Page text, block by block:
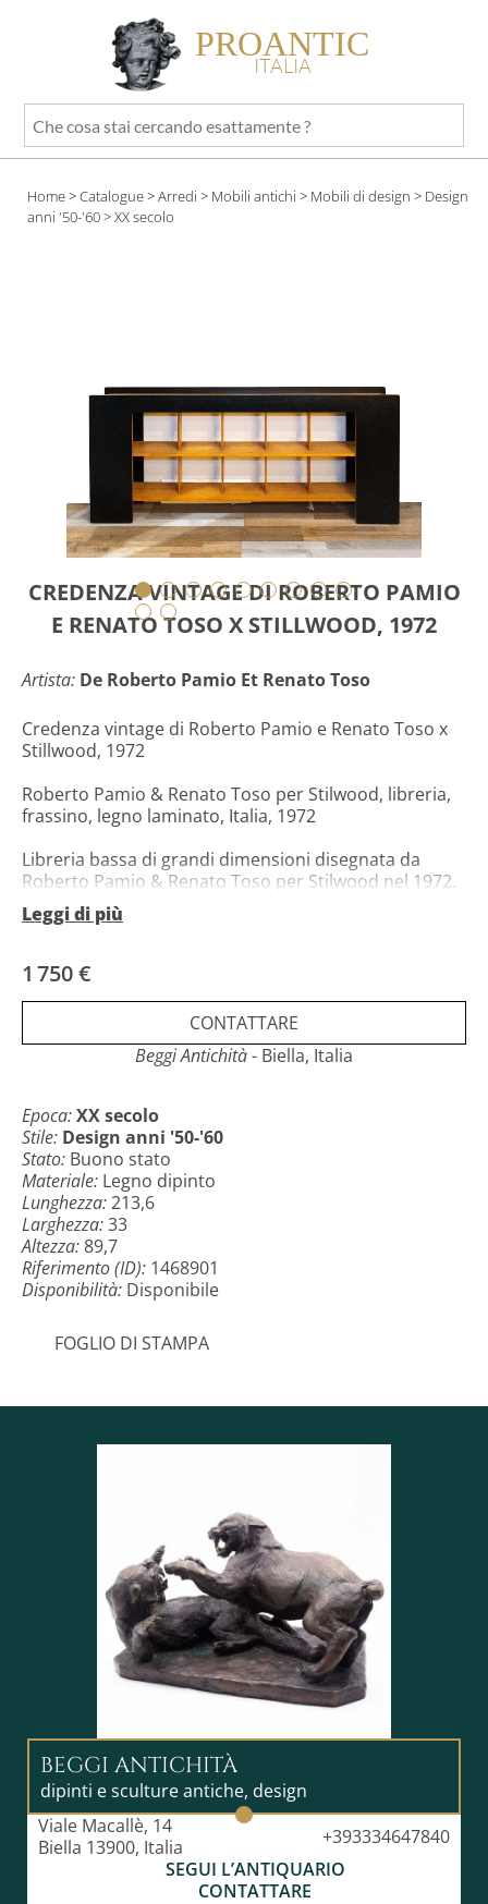
PROANTIC
ITALIA
Che
cosa
cercando
esattamente
Home>Catalogue>Arredi > Mobili antichi > Mobili di design > Design
anni '50-'60> XX secolo
CREDENZA VINTAGE DI ROBERTO PAMIO
E RENATO TOSO X STILLWOOD, 1972
Artista: De Roberto Pamio Et Renato Toso
Credenza vintage di Roberto Pamio e Renato Toso x
Stillwood, 1972
Roberto Pamio & Renato Toso per Stilwood, libreria,
frassino, legno laminato, Italia, 1972
Libreria bassa di grandi dimensioni disegnata da
Roberto Pamio & Renato Toso per Stilwood nel 1972.
Questo pezzo eccelle per forma, uso del materiale,
composizione e artigianato. Il mobile aperto contiene
laminata. La disposizione aperta e pulita offre la
proprio piacimento. Si tratta di un mobile versatile
che puoi utilizzare contemporaneamente come
contenitore e come divisorio.
Profondità: 33 cm
Leggi di più
1 750 €
CONTATTARE
Beggi Antichità- Biella, Italia
Epoca:XX secolo
Stile: Design anni '50-'60
Stato: Buono stato
Materiale: Legno dipinto
Lunghezza:213,6
Larghezza:33
Altezza:89,7
Riferimento (ID): 1468901
Disponibilità: Disponibile
FOGLIO DI STAMPA
BEGGI ANTICHITÀ
dipinti e sculture antiche, design
Viale Macallè, 14
Biella 13900, Italia
+393334647840
SEGUI L’ANTIQUARIO
CONTATTARE